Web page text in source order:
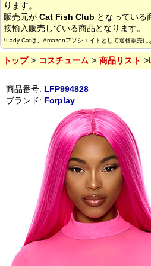
ります。
販売元が Cat Fish Club となっている
接輸入販売している商品となります。
*Lady Catは、Amazonアソシエイトとして適格販売に
トップ コスチューム 商品リスト
商品番号: LFP994828
ブランド: Forplay